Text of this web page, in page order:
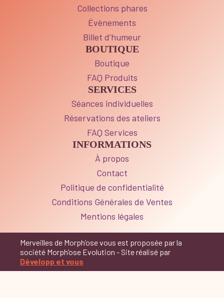
Collections phares
Évènements
Billet d’humeur
BOUTIQUE
Boutique
FAQ Produits
SERVICES
Séances individuelles
Réservations des ateliers
FAQ Services
INFORMATIONS
À propos
Contact
Politique de confidentialité
Conditions Générales de Ventes
Mentions légales
Merveilles de Morph’ose vous est proposée par la
société Morph’ose Evolution - Site réalisé par
Développ et vous